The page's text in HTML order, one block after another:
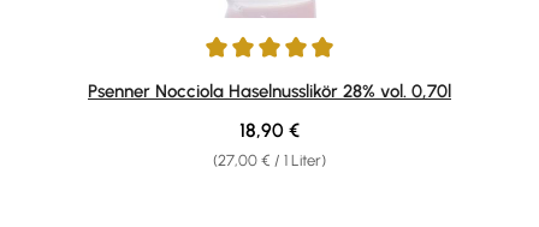
Durchschnittliche Bewertung von 4.88 von 5 Sternen
Psenner Nocciola Haselnusslikör 28% vol. 0,70l
(27,00 € / 1 Liter)
Regulärer Preis:
18,90 €